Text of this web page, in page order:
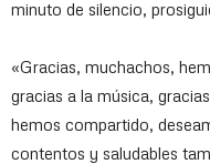
minuto de silencio,
«Gracias, muchachos,
gracias a la música,
hemos compartido,
contentos y saludables